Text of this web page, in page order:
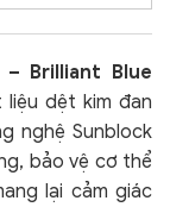
– Brilliant Blue
dệt kim đan
nghệ Sunblock
bảo vệ cơ thể
lại cảm giác